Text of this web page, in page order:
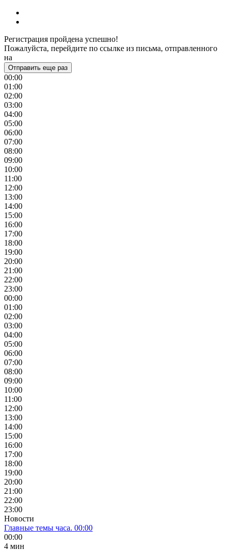
Регистрация пройдена успешно!
Пожалуйста, перейдите по ссылке из письма, отправленного
на
Отправить еще раз
00:00
01:00
02:00
03:00
04:00
05:00
06:00
07:00
08:00
09:00
10:00
11:00
12:00
13:00
14:00
15:00
16:00
17:00
18:00
19:00
20:00
21:00
22:00
23:00
00:00
01:00
02:00
03:00
04:00
05:00
06:00
07:00
08:00
09:00
10:00
11:00
12:00
13:00
14:00
15:00
16:00
17:00
18:00
19:00
20:00
21:00
22:00
23:00
Новости
Главные темы часа. 00:00
00:00
4 мин